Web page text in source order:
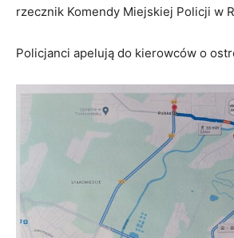
rzecznik Komendy Miejskiej Policji w
Policjanci apelują do kierowców o